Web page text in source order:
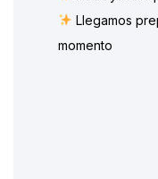
Llegamos
momento​